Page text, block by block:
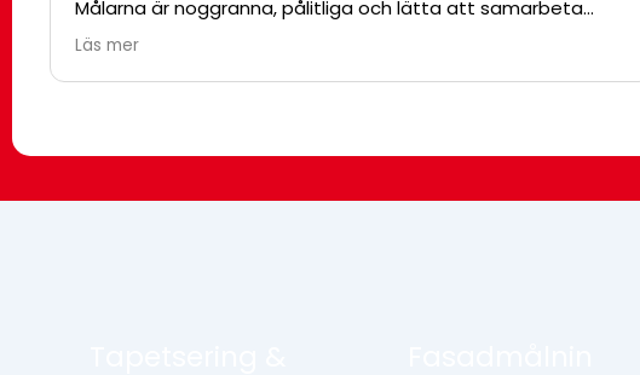
är noggranna, pålitliga och lätta att samarbeta